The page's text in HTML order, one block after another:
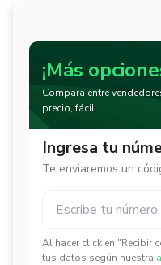
¡Más
Compara entre
precio, fácil.
Ingresa tu
Te enviaremos un
Al hacer click en "Recibir
tus datos según nuestra